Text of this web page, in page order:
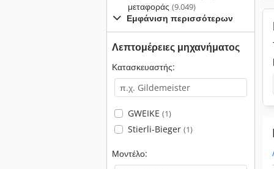
μεταφοράς (9.049)
Εμφάνιση περισσότερων
Λεπτομέρειες μηχανήματος
Κατασκευαστής:
GWEIKE (1)
Stierli-Bieger (1)
Μοντέλο: